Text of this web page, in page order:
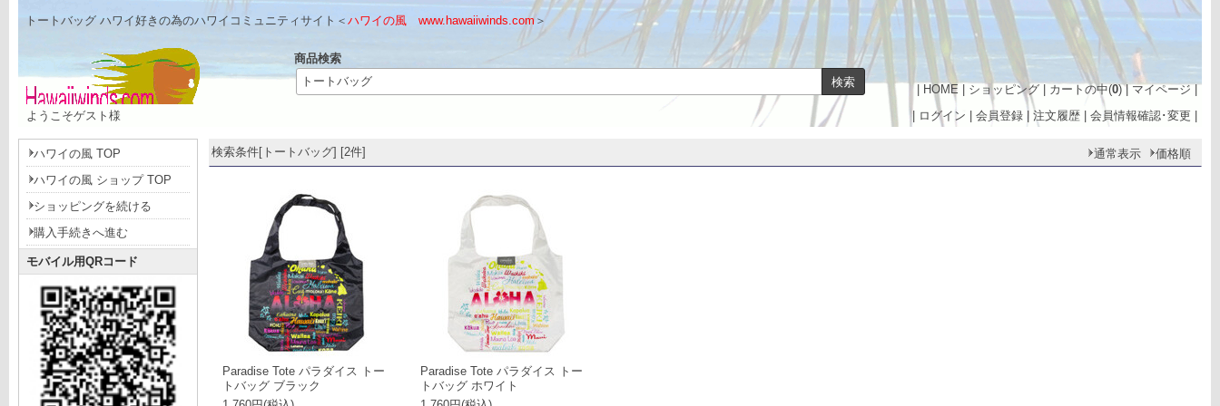
トートバッグ ハワイ好きの為のハワイコミュニティサイト＜ ハワイの風 www.hawaiiwinds.com＞
HOME ショッピング カートの中(0)| マイページ
- www.hawaiiwinds.com -
商品検索
ようこそゲスト様 ログイン 会員登録 注文履歴 会員情報確認･変更
検索条件[トートバッグ] [2件] 通常表示 価格順
Paradise Tote パラダイス トー
トバッグ ブラック
Paradise Tote パラダイス トー
トバッグ ホワイト
ハワイの風 TOP
ハワイの風 ショップ TOP
ショッピングを続ける
購入手続きへ進む
モバイル用QRコード